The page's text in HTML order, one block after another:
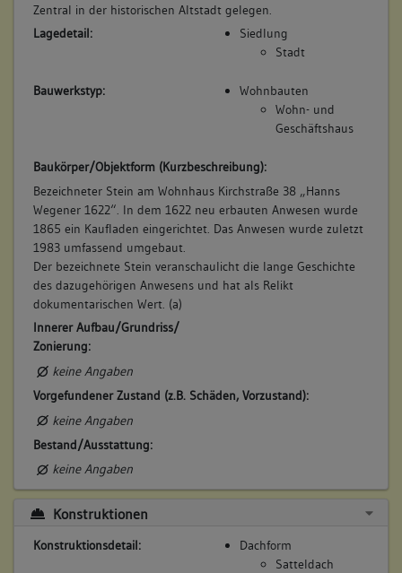
Bemerkung Besitz:
zinst
Beruf / Amt / Titel:
keine
7. Besitzer:in:
(1587 - 1622)
Braitschwert, Erben
Bemerkung Familie:
Erben des Burkhard Braitschwert
zinsen
Beschreibung:
Beruf / Amt / Titel:
keiner
Betroffene Gebäudeteile:
keine
(1622 - 1628)
Zentral in der historischen Altstadt gelegen.
Lagedetail:
Siedlung
Stadt
Bauwerkstyp:
Wohnbauten
Wohn- und
Geschäftshaus
Baukörper/Objektform (Kurzbeschreibung):
Bezeichneter Stein am Wohnhaus Kirchstraße 38 „Hanns
Wegener 1622“. In dem 1622 neu erbauten Anwesen wurde
1865 ein Kaufladen eingerichtet. Das Anwesen wurde zuletzt
1983 umfassend umgebaut.
Der bezeichnete Stein veranschaulicht die lange Geschichte
des dazugehörigen Anwesens und hat als Relikt
dokumentarischen Wert. (a)
Innerer Aufbau/Grundriss/
Zonierung:
keine Angaben
Vorgefundener Zustand (z.B. Schäden, Vorzustand):
keine Angaben
Bestand/Ausstattung:
keine Angaben
Konstruktionen
Konstruktionsdetail:
Dachform
Satteldach